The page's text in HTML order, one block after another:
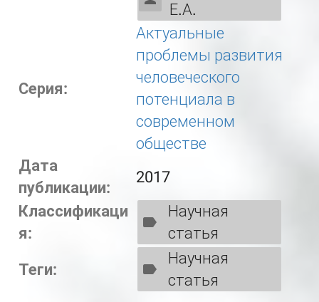
Е.А.
Серия:
Актуальные
проблемы развития
человеческого
потенциала в
современном
обществе
Дата
публикации:
2017
Классификаци
я:
Научная
статья
Теги:
Научная
статья